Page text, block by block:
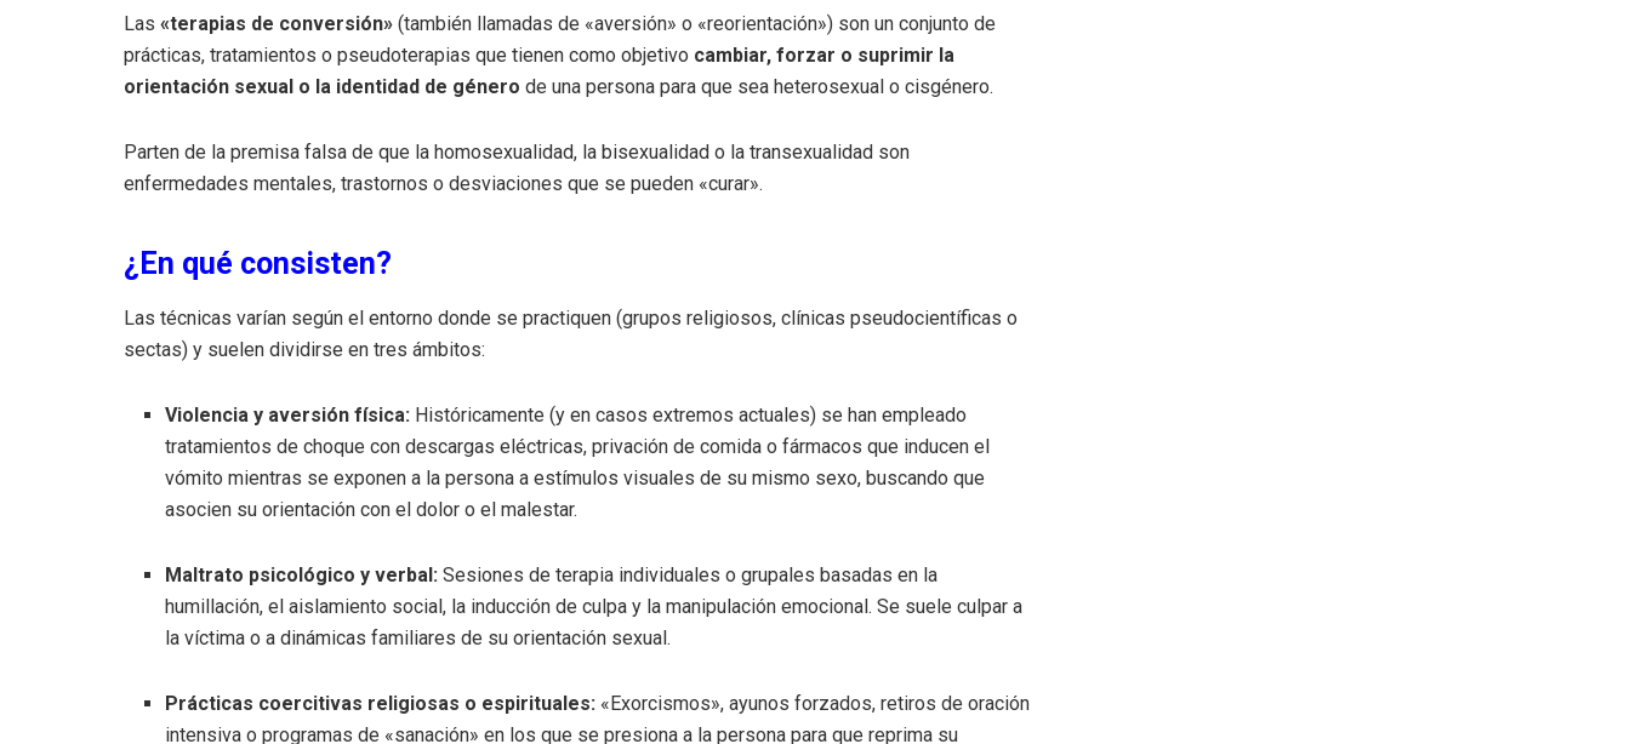
Las «terapias de conversión» (también llamadas de «aversión» o «reorientación») son un conjunto de
prácticas, tratamientos o pseudoterapias que tienen como objetivo cambiar, forzar o suprimir la
orientación sexual o la identidad de género de una persona para que sea heterosexual o cisgénero.
Parten de la premisa falsa de que la homosexualidad, la bisexualidad o la transexualidad son
enfermedades mentales, trastornos o desviaciones que se pueden «curar».
¿En qué consisten?
Las técnicas varían según el entorno donde se practiquen (grupos religiosos, clínicas pseudocientíficas o
sectas) y suelen dividirse en tres ámbitos:
Violencia y aversión física: Históricamente (y en casos extremos actuales) se han empleado
tratamientos de choque con descargas eléctricas, privación de comida o fármacos que inducen el
vómito mientras se exponen a la persona a estímulos visuales de su mismo sexo, buscando que
asocien su orientación con el dolor o el malestar.
Maltrato psicológico y verbal: Sesiones de terapia individuales o grupales basadas en la
humillación, el aislamiento social, la inducción de culpa y la manipulación emocional. Se suele culpar a
la víctima o a dinámicas familiares de su orientación sexual.
Prácticas coercitivas religiosas o espirituales: «Exorcismos», ayunos forzados, retiros de oración
intensiva o programas de «sanación» en los que se presiona a la persona para que reprima su